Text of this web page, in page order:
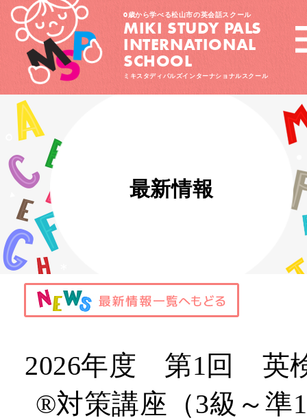
0歳から学べる松山市の英会話スクール
MIKI STUDY PALS
INTERNATIONAL
SCHOOL
ミキスタディパルズインターナショナルスクール
最新情報
2026年度 第1回 英
®対策講座（3級～準1